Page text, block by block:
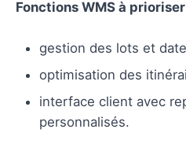
Fonctions WMS à prioriser
gestion des lots et
optimisation des
interface client avec
personnalisés.